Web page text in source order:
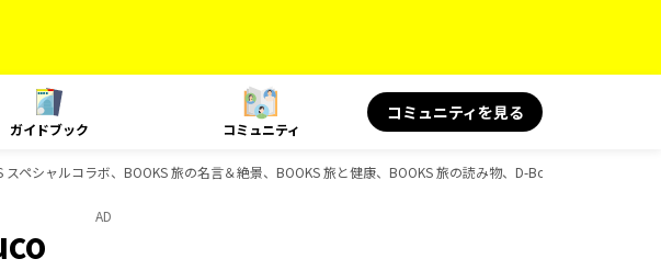
ガイドブック コミュニティ
コミュニティを見る
シャルコラボ、BOOKS 旅の名言＆絶景、BOOKS 旅と健康、BOOKS 旅の読み物、D-Booksのガイドブッ
AD